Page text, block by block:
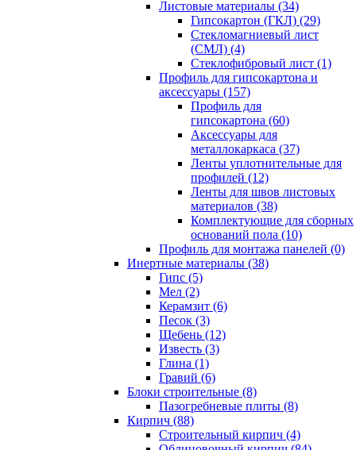
Листовые материалы (34)
Гипсокартон (ГКЛ) (29)
Стекломагниевый лист
(СМЛ) (4)
Cтеклофибровый лист (1)
Профиль для гипсокартона и
аксессуары (157)
Профиль для
гипсокартона (60)
Аксессуары для
металлокаркаса (37)
Ленты уплотнительные для
профилей (12)
Ленты для швов листовых
материалов (38)
Комплектующие для сборных
оснований пола (10)
Профиль для монтажа панелей (0)
Инертные материалы (38)
Гипс (5)
Мел (2)
Керамзит (6)
Песок (3)
Щебень (12)
Известь (3)
Глина (1)
Гравий (6)
Блоки строительные (8)
Пазогребневые плиты (8)
Кирпич (88)
Строительный кирпич (4)